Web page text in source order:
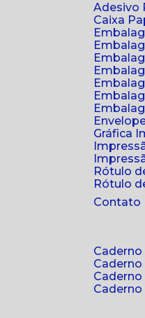
Caixa
Gráfica
Rótulo
Rótulo
Contato